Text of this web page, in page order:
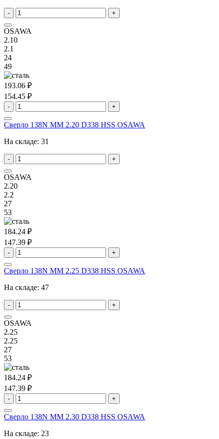
- +
OSAWA
2.10
2.1
24
49
193.06 ₽
154.45 ₽
- +
Сверло 138N MM 2.20 D338 HSS OSAWA
На складе: 31
- +
OSAWA
2.20
2.2
27
53
184.24 ₽
147.39 ₽
- +
Сверло 138N MM 2.25 D338 HSS OSAWA
На складе: 47
- +
OSAWA
2.25
2.25
27
53
184.24 ₽
147.39 ₽
- +
Сверло 138N MM 2.30 D338 HSS OSAWA
На складе: 23